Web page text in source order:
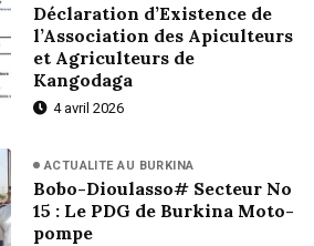
Déclaration d’Existence de
l’Association des Apiculteurs
et Agriculteurs de
Kangodaga
4 avril 2026
ACTUALITE AU BURKINA
Bobo-Dioulasso# Secteur No
15 : Le PDG de Burkina Moto-
pompe